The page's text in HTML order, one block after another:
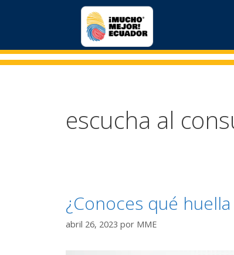
escucha al
¿Conoces qué
abril 26, 2023 por MME